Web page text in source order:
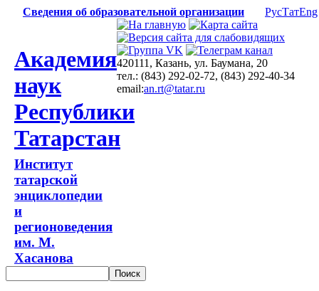
Сведения об образовательной организации РусТатEng
Академия
наук
Республики
Татарстан
Институт
татарской
энциклопедии
и
регионоведения
им. М.
Хасанова
420111, Казань, ул. Баумана, 20
тел.: (843) 292-02-72, (843) 292-40-34
email:an.rt@tatar.ru